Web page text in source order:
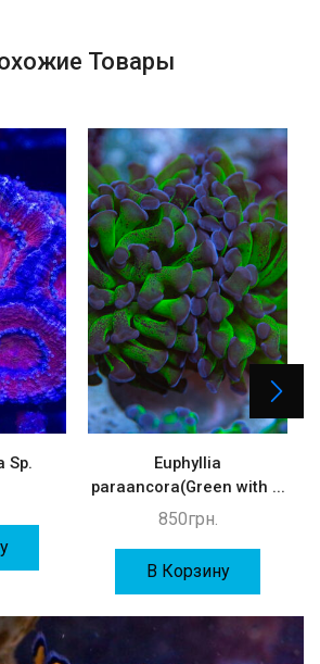
Товары
Sp.
Euphyllia
paraancora(Green with ...
850грн.
В Корзину